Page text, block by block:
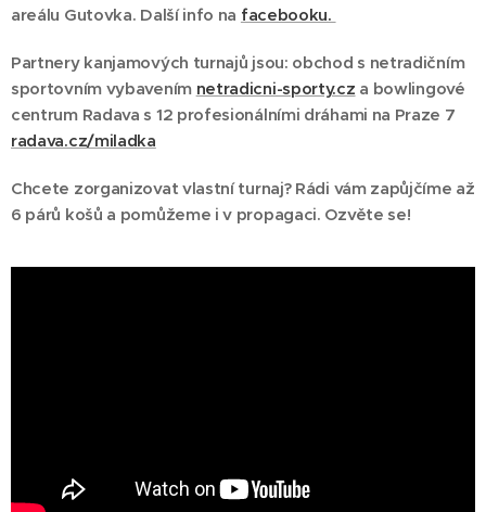
areálu Gutovka. Další info na facebooku.
Partnery kanjamových turnajů jsou: obchod s netradičním
sportovním vybavením netradicni-sporty.cz a bowlingové
centrum Radava s 12 profesionálními dráhami na Praze 7
radava.cz/miladka
Chcete zorganizovat vlastní turnaj? Rádi vám zapůjčíme až
6 párů košů a pomůžeme i v propagaci. Ozvěte se!